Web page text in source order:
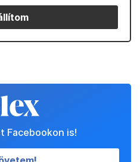
Facebookon is!